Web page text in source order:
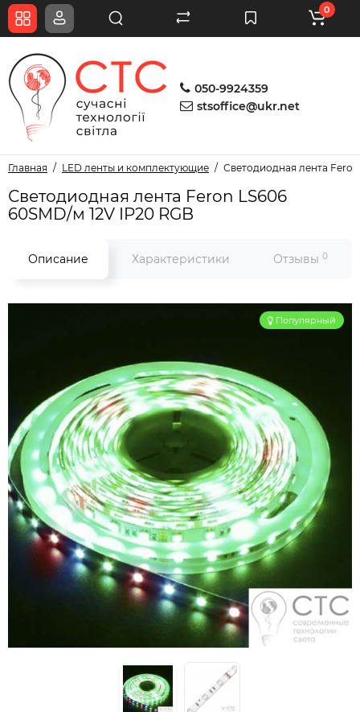
050-9924359
stsoffice@ukr.net
0
Главная LED ленты и комплектующие Светодиодная лента Feron
Светодиодная лента Feron LS606
60SMD/м 12V IP20 RGB
Описание Характеристики Отзывы 0
Популярный